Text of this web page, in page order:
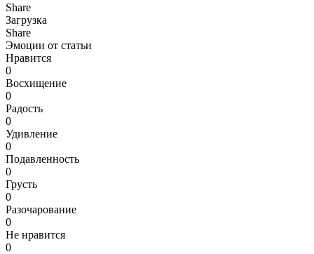
Share
Загрузка
Share
Эмоции от статьи
Нравится
0
Восхищение
0
Радость
0
Удивление
0
Подавленность
0
Грусть
0
Разочарование
0
Не нравится
0